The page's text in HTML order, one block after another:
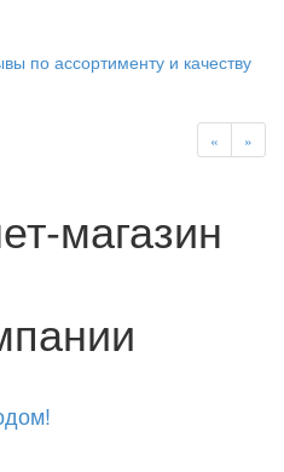
по ассортименту и качеству
« »
магазин